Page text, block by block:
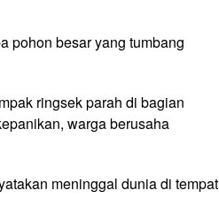
pohon besar yang tumbang
ringsek parah di bagian
warga berusaha
meninggal dunia di tempat